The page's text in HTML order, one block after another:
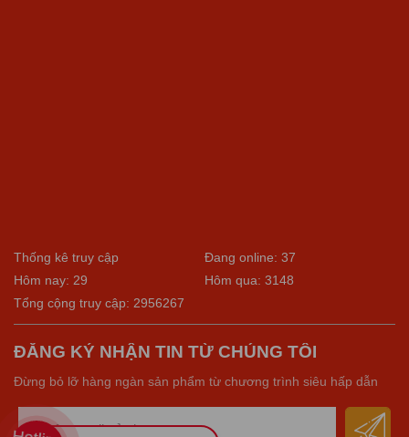
Thống kê truy cập
Đang online: 37
Hôm nay: 29
Hôm qua: 3148
Tổng cộng truy cập: 2956267
ĐĂNG KÝ NHẬN TIN TỪ CHÚNG TÔI
Đừng bỏ lỡ hàng ngàn sản phẩm từ chương trình siêu hấp dẫn